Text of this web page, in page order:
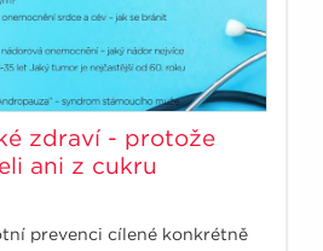
zdraví - protože
ani z cukru
prevenci cílené konkrétně